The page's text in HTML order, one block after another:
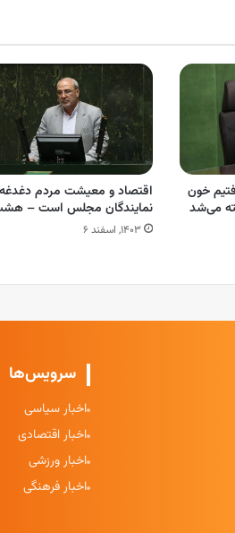
خون
می‌شد
اقتصاد و معیشت مردم
نمایندگان مجلس است –
۱۴۰۳, اسفند ۶
سرویس‌ها
اخبار سیاسی
اخبار اقتصادی
اخبار ورزشی
اخبار فرهنگی